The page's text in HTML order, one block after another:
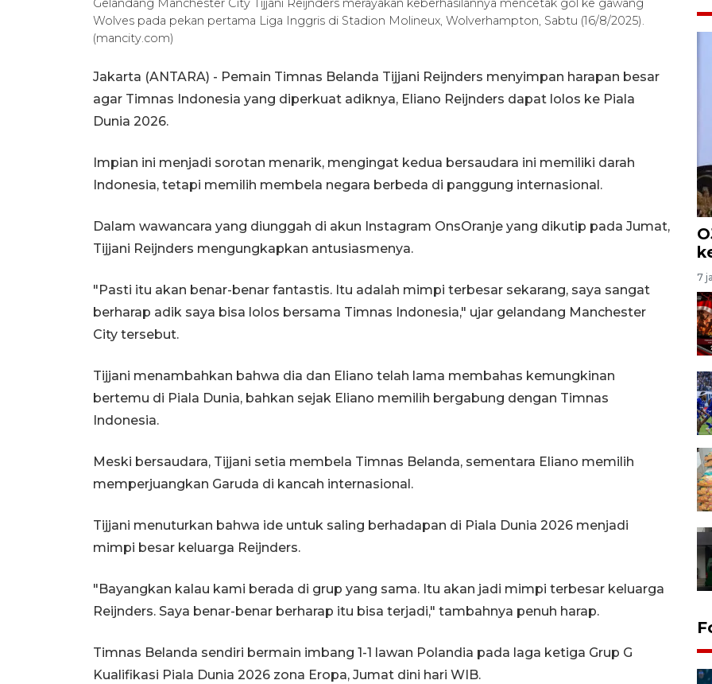
Gelandang Manchester City Tijjani Reijnders merayakan keberhasilannya mencetak gol ke gawang
Wolves pada pekan pertama Liga Inggris di Stadion Molineux, Wolverhampton, Sabtu (16/8/2025).
(mancity.com)
Jakarta (ANTARA) - Pemain Timnas Belanda Tijjani Reijnders menyimpan harapan besar
agar Timnas Indonesia yang diperkuat adiknya, Eliano Reijnders dapat lolos ke Piala
Dunia 2026.
Impian ini menjadi sorotan menarik, mengingat kedua bersaudara ini memiliki darah
Indonesia, tetapi memilih membela negara berbeda di panggung internasional.
Dalam wawancara yang diunggah di akun Instagram OnsOranje yang dikutip pada Jumat,
Tijjani Reijnders mengungkapkan antusiasmenya.
"Pasti itu akan benar-benar fantastis. Itu adalah mimpi terbesar sekarang, saya sangat
berharap adik saya bisa lolos bersama Timnas Indonesia," ujar gelandang Manchester
City tersebut.
Tijjani menambahkan bahwa dia dan Eliano telah lama membahas kemungkinan
bertemu di Piala Dunia, bahkan sejak Eliano memilih bergabung dengan Timnas
Indonesia.
Meski bersaudara, Tijjani setia membela Timnas Belanda, sementara Eliano memilih
memperjuangkan Garuda di kancah internasional.
Tijjani menuturkan bahwa ide untuk saling berhadapan di Piala Dunia 2026 menjadi
mimpi besar keluarga Reijnders.
"Bayangkan kalau kami berada di grup yang sama. Itu akan jadi mimpi terbesar keluarga
Reijnders. Saya benar-benar berharap itu bisa terjadi," tambahnya penuh harap.
Timnas Belanda sendiri bermain imbang 1-1 lawan Polandia pada laga ketiga Grup G
Kualifikasi Piala Dunia 2026 zona Eropa, Jumat dini hari WIB.
7